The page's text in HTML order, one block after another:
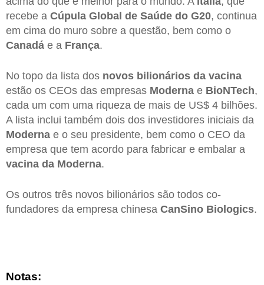
recebe a Cúpula Global de Saúde do G20, continua
em cima do muro sobre a questão, bem como o
Canadá e a França.
No topo da lista dos novos bilionários da vacina
estão os CEOs das empresas Moderna e BioNTech,
cada um com uma riqueza de mais de US$ 4 bilhões.
A lista inclui também dois dos investidores iniciais da
Moderna e o seu presidente, bem como o CEO da
empresa que tem acordo para fabricar e embalar a
vacina da Moderna.
Os outros três novos bilionários são todos co-
fundadores da empresa chinesa CanSino Biologics.
Notas: